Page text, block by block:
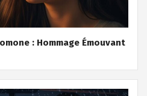
: Hommage Émouvant